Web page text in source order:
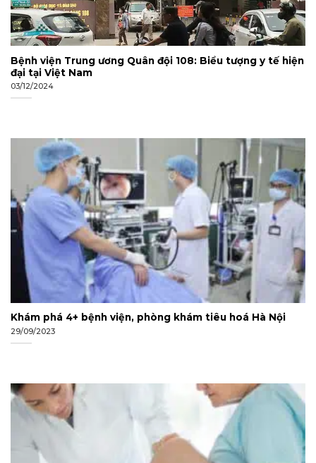
Bệnh viện Trung ương Quân đội 108: Biểu tượng y tế hiện
đại tại Việt Nam
03/12/2024
Khám phá 4+ bệnh viện, phòng khám tiêu hoá Hà Nội
29/09/2023